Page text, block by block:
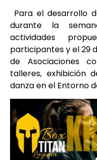
Para el desarrollo
durante la
actividades
participantes y el 29
de Asociaciones
talleres, exhibición
danza en el Entorno